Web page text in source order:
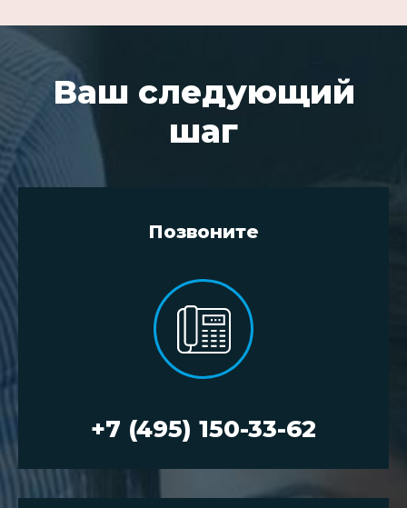
Ваш следующий
шаг
Позвоните
+7 (495) 150-33-62